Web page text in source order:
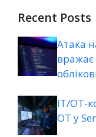
Recent Posts
Атака
вражає
ІТ/ОТ-
ОТ у